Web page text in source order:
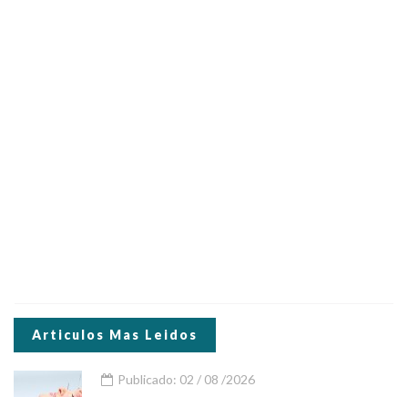
Articulos Mas Leidos
Publicado: 02 / 08 /2026